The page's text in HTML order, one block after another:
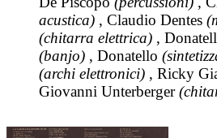
acustica) , Claudio Dentes
(chitarra elettrica) ,
(banjo) , Donatello
(archi elettronici) , Ricky
Giovanni Unterberger